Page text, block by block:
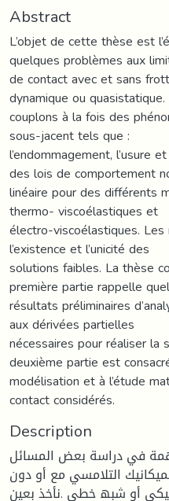
Abstract
L’objet de cette thèse est
quelques problèmes aux
de contact avec et sans
dynamique ou
couplons à la fois des
sous-jacent tels que :
l’endommagement, l’usure
des lois de comportement
linéaire pour des différents
thermo- viscoélastiques et
électro-viscoélastiques.
l’existence et l’unicité des
solutions faibles. La thèse
première partie rappelle
résultats préliminaires
aux dérivées partielles
nécessaires pour réaliser
deuxième partie est
modélisation et à l’étude
contact considérés.
Description
في دراسة بعض المسائل
التلامسي مع أو دون
أو شبھ خطي .نأخذ بعین